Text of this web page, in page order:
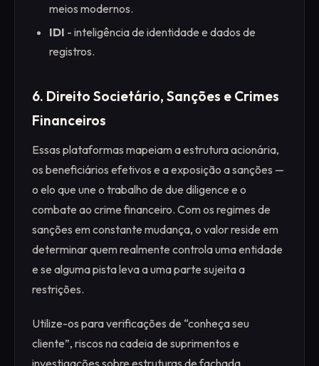
meios modernos.
IDI - inteligência de identidade e dados de
registros.
6. Direito Societário, Sanções e Crimes
Financeiros
Essas plataformas mapeiam a estrutura acionária,
os beneficiários efetivos e a exposição a sanções —
o elo que une o trabalho de due diligence e o
combate ao crime financeiro. Com os regimes de
sanções em constante mudança, o valor reside em
determinar quem realmente controla uma entidade
e se alguma pista leva a uma parte sujeita a
restrições.
Utilize-os para verificações de “conheça seu
cliente”, riscos na cadeia de suprimentos e